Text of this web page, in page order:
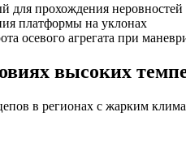
для прохождения неровностей
платформы на уклонах
осевого агрегата при
высоких
в регионах с жарким